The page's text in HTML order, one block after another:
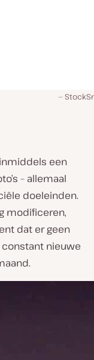
een
– allemaal
doeleinden.
modificeren,
dat er geen
constant nieuwe